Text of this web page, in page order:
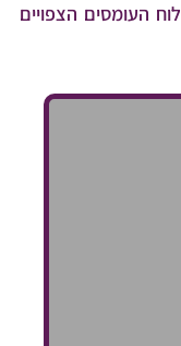
לוח העומסים הצפויים